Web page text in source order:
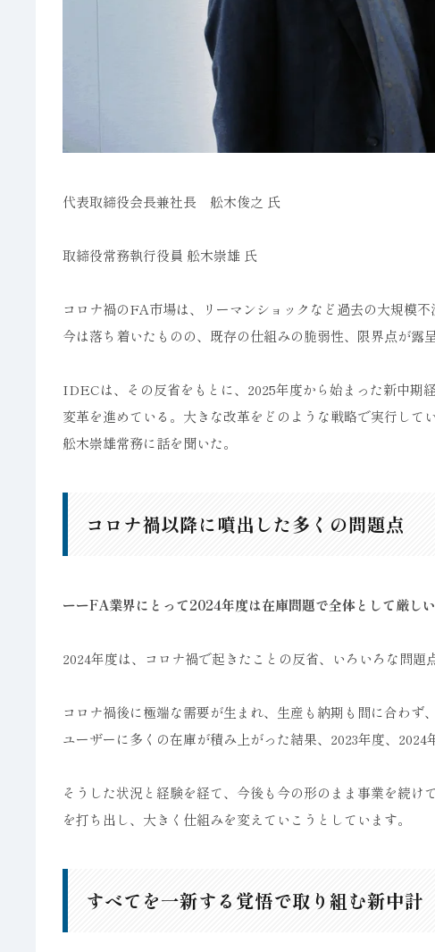
代表取締役会長兼社長 舩木俊之 氏
取締役常務執行役員 舩木崇雄 氏
コロナ禍のFA市場は、リーマンショックなど過去の大規模
今は落ち着いたものの、既存の仕組みの脆弱性、限界点が露
IDECは、その反省をもとに、2025年度から始まった新中期
変革を進めている。大きな改革をどのような戦略で実行して
舩木崇雄常務に話を聞いた。
コロナ禍以降に噴出した多くの問題点
ーーFA業界にとって2024年度は在庫問題で全体として厳し
2024年度は、コロナ禍で起きたことの反省、いろいろな問題
コロナ禍後に極端な需要が生まれ、生産も納期も間に合わ
ユーザーに多くの在庫が積み上がった結果、2023年度、2024
そうした状況と経験を経て、今後も今の形のまま事業を続
を打ち出し、大きく仕組みを変えていこうとしています。
すべてを一新する覚悟で取り組む新中計